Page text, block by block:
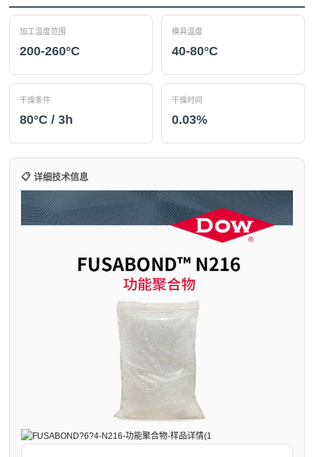
加工温度范围
200-260°C
模具温度
40-80°C
干燥条件
80°C / 3h
干燥时间
0.03%
📋 详细技术信息